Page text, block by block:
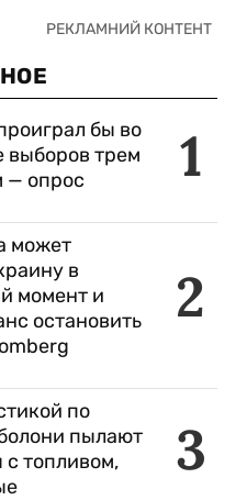
1
бы во
выборов трем
— опрос
2
может
в
момент и
остановить
3
по
пылают
с топливом,